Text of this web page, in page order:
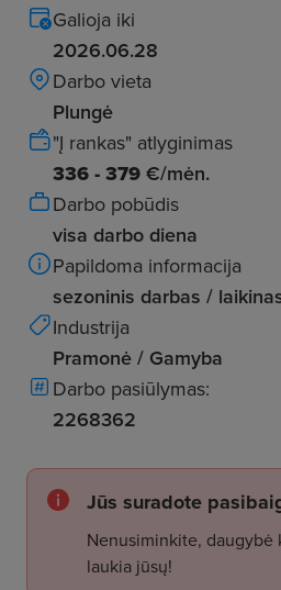
Galioja iki
2026.06.28
Darbo vieta
Plungė
"Į rankas" atlyginimas
336 - 379 €/mėn.
Darbo pobūdis
visa darbo diena
Papildoma informacija
sezoninis darbas /
Industrija
Pramonė / Gamyba
Darbo pasiūlymas:
2268362
Jūs suradote
Nenusiminkite, daugybė
laukia jūsų!